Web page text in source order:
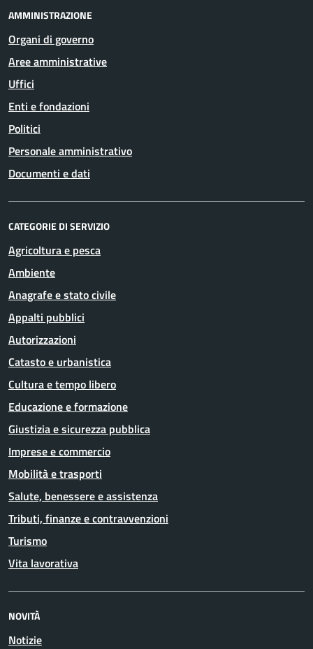
AMMINISTRAZIONE
Organi di governo
Aree amministrative
Uffici
Enti e fondazioni
Politici
Personale amministrativo
Documenti e dati
CATEGORIE DI SERVIZIO
Agricoltura e pesca
Ambiente
Anagrafe e stato civile
Appalti pubblici
Autorizzazioni
Catasto e urbanistica
Cultura e tempo libero
Educazione e formazione
Giustizia e sicurezza pubblica
Imprese e commercio
Mobilità e trasporti
Salute, benessere e assistenza
Tributi, finanze e contravvenzioni
Turismo
Vita lavorativa
NOVITÀ
Notizie